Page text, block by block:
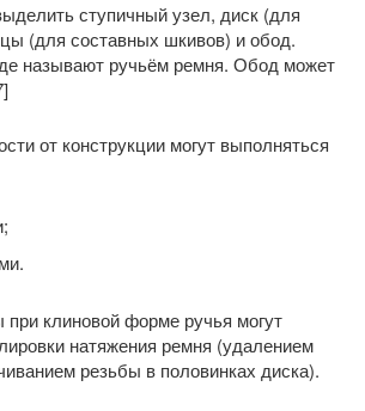
ступичный узел, диск (для
(для составных шкивов) и обод.
называют ручьём ремня. Обод может
от конструкции могут выполняться
клиновой форме ручья могут
натяжения ремня (удалением
резьбы в половинках диска).